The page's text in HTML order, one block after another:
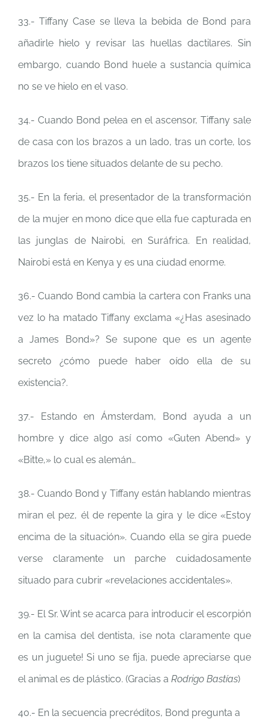
33.- Tiffany Case se lleva la bebida de Bond para
añadirle hielo y revisar las huellas dactilares. Sin
embargo, cuando Bond huele a sustancia química
no se ve hielo en el vaso.
34.- Cuando Bond pelea en el ascensor, Tiffany sale
de casa con los brazos a un lado, tras un corte, los
brazos los tiene situados delante de su pecho.
35.- En la feria, el presentador de la transformación
de la mujer en mono dice que ella fue capturada en
las junglas de Nairobi, en Suráfrica. En realidad,
Nairobi está en Kenya y es una ciudad enorme.
36.- Cuando Bond cambia la cartera con Franks una
vez lo ha matado Tiffany exclama «¿Has asesinado
a James Bond»? Se supone que es un agente
secreto ¿cómo puede haber oído ella de su
existencia?.
37.- Estando en Ámsterdam, Bond ayuda a un
hombre y dice algo así como «Guten Abend» y
«Bitte,» lo cual es alemán…
38.- Cuando Bond y Tiffany están hablando mientras
miran el pez, él de repente la gira y le dice «Estoy
encima de la situación». Cuando ella se gira puede
verse claramente un parche cuidadosamente
situado para cubrir «revelaciones accidentales».
39.- El Sr. Wint se acarca para introducir el escorpión
en la camisa del dentista, ¡se nota claramente que
es un juguete! Si uno se fija, puede apreciarse que
el animal es de plástico. (Gracias a Rodrigo Bastías)
40.- En la secuencia precréditos, Bond pregunta a